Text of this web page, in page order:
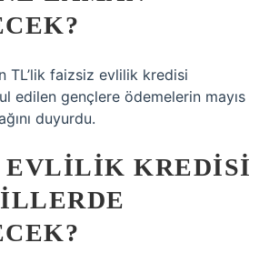
TL’lik faizsiz evlilik kredisi
edilen gençlere ödemelerin mayıs
duyurdu.
EVLILIK KREDISI